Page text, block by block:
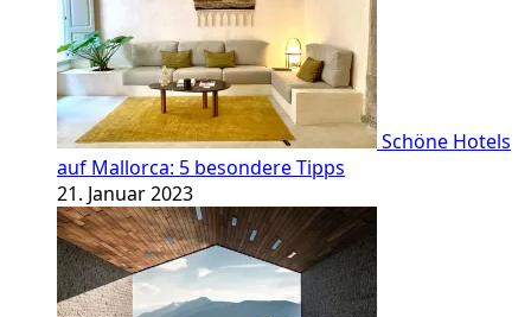
Schöne Hotels
auf Mallorca: 5 besondere Tipps
21. Januar 2023